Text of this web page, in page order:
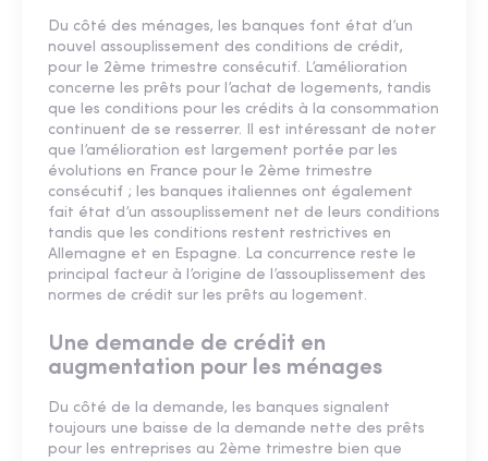
Du côté des ménages, les banques font état d’un
nouvel assouplissement des conditions de crédit,
pour le 2ème trimestre consécutif. L’amélioration
concerne les prêts pour l’achat de logements, tandis
que les conditions pour les crédits à la consommation
continuent de se resserrer. Il est intéressant de noter
que l’amélioration est largement portée par les
évolutions en France pour le 2ème trimestre
consécutif ; les banques italiennes ont également
fait état d’un assouplissement net de leurs conditions
tandis que les conditions restent restrictives en
Allemagne et en Espagne. La concurrence reste le
principal facteur à l’origine de l’assouplissement des
normes de crédit sur les prêts au logement.
Une demande de crédit en
augmentation pour les ménages
Du côté de la demande, les banques signalent
toujours une baisse de la demande nette des prêts
pour les entreprises au 2ème trimestre bien que